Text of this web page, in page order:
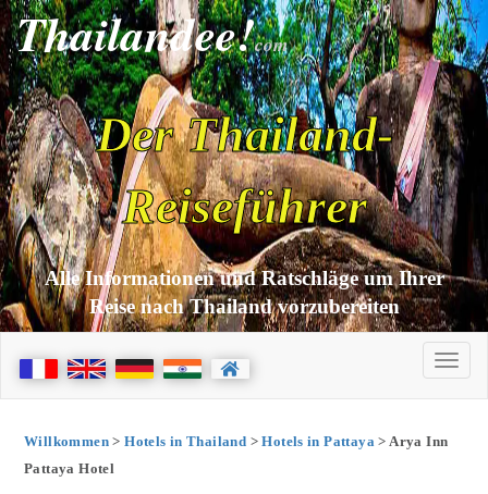
Thailandee!com
Der Thailand-
Reiseführer
Alle Informationen und Ratschläge um Ihrer
Reise nach Thailand vorzubereiten
Willkommen>Hotels in Thailand >Hotels in Pattaya > Arya Inn
Pattaya Hotel